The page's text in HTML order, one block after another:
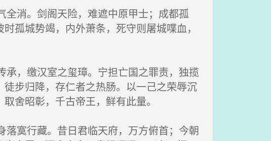
消。剑阁天险，难遮中原甲士；成都孤
孤城势竭，内外萧条，死守则屠城喋血，
，缴汉室之玺璋。宁担亡国之罪责，独揽
步归降，存仁者之热肠。以一己之荣辱沉
舍昭彰，千古帝王，鲜有此量。
寞行藏。昔日君临天府，万方俯首；今朝